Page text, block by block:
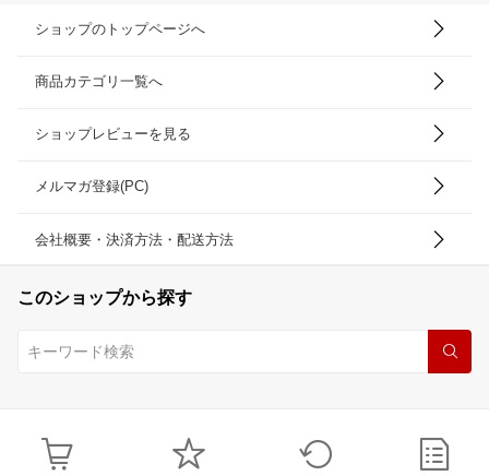
ショップのトップページへ
商品カテゴリ一覧へ
ショップレビューを見る
メルマガ登録(PC)
会社概要・決済方法・配送方法
このショップから探す